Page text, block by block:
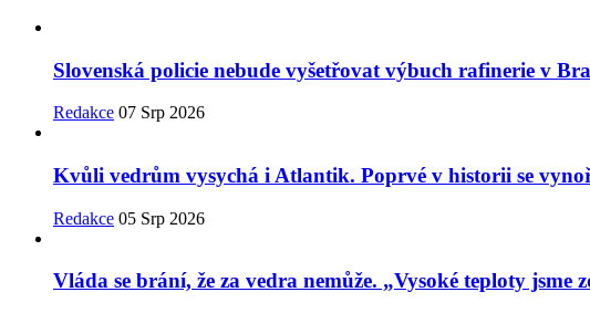
Slovenská policie nebude vyšetřovat výbuch rafinerie v
Redakce 07 Srp 2026
Kvůli vedrům vysychá i Atlantik. Poprvé v historii se
Redakce 05 Srp 2026
Vláda se brání, že za vedra nemůže. „Vysoké teploty